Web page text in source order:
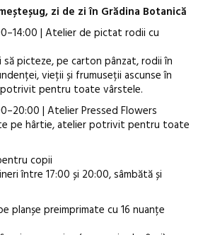
zi de zi în Grădina Botanică
| Atelier de pictat rodii cu
picteze, pe carton pânzat, rodii în
vieții și frumuseții ascunse în
potrivit pentru toate vârstele.
| Atelier Pressed Flowers
pe hârtie, atelier potrivit pentru toate
copii
între 17:00 și 20:00, sâmbătă și
planșe preimprimate cu 16 nuanțe